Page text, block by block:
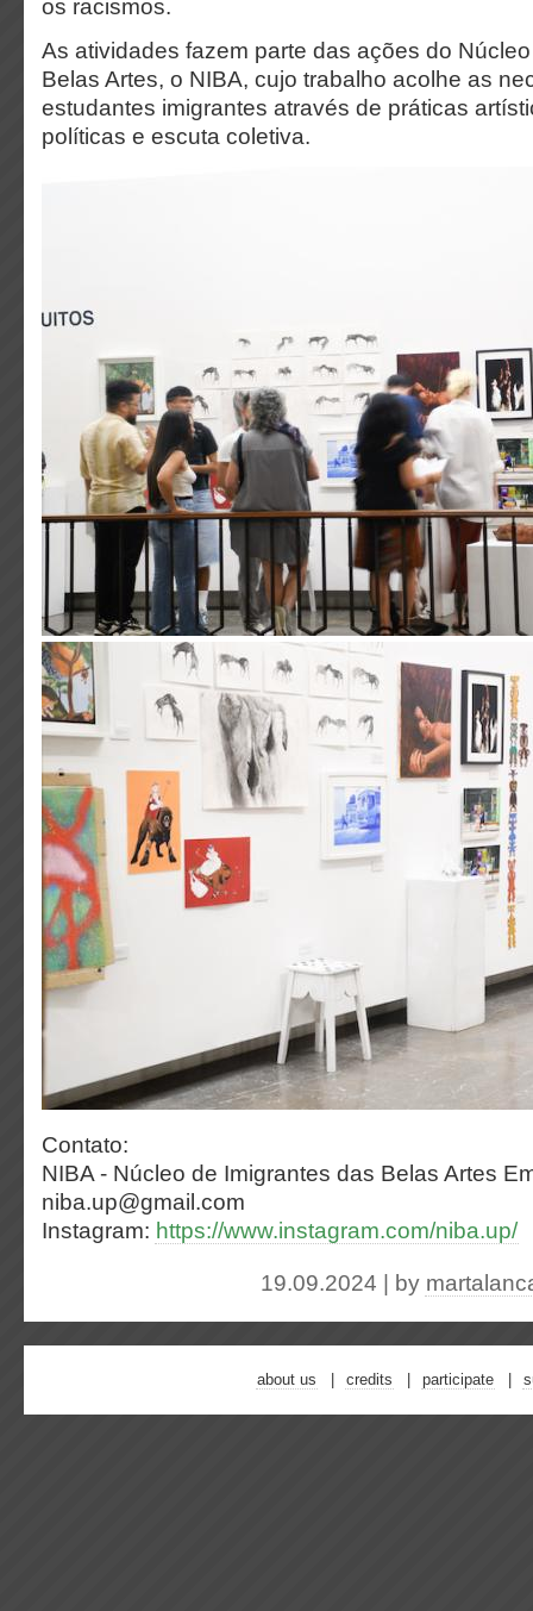
os racismos.
As atividades fazem parte das ações do
Belas Artes, o NIBA, cujo trabalho acolhe as
estudantes imigrantes através de práticas
políticas e escuta coletiva.
Contato:
NIBA - Núcleo de Imigrantes das Belas Artes
niba.up@gmail.com
Instagram: https://www.instagram.com/niba.up/
19.09.2024 | by
about us credits participate